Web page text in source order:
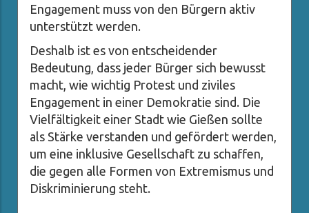
Engagement muss von den Bürgern aktiv
unterstützt werden.
Deshalb ist es von entscheidender
Bedeutung, dass jeder Bürger sich bewusst
macht, wie wichtig Protest und ziviles
Engagement in einer Demokratie sind. Die
Vielfältigkeit einer Stadt wie Gießen sollte
als Stärke verstanden und gefördert werden,
um eine inklusive Gesellschaft zu schaffen,
die gegen alle Formen von Extremismus und
Diskriminierung steht.